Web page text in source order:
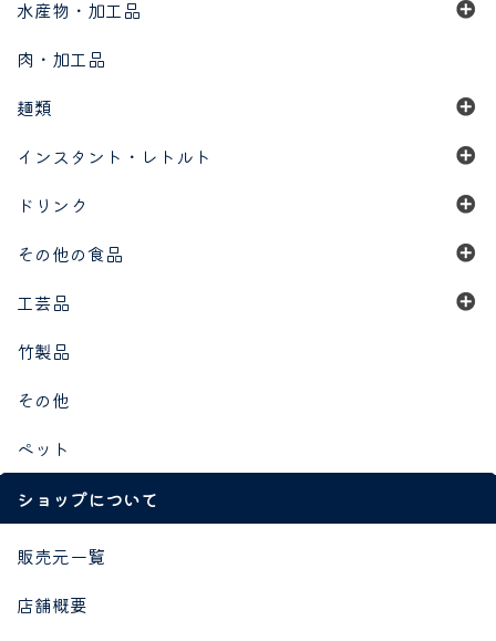
水産物・加工品
肉・加工品
麺類
インスタント・レトルト
ドリンク
その他の食品
工芸品
竹製品
その他
ペット
ショップについて
販売元一覧
店舗概要